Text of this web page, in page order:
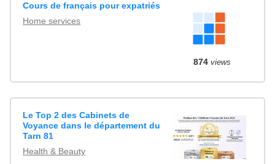
Cours de français pour expatriés
Home services
874views
Le Top 2 des Cabinets de
Voyance dans le département du
Tarn 81
Health & Beauty